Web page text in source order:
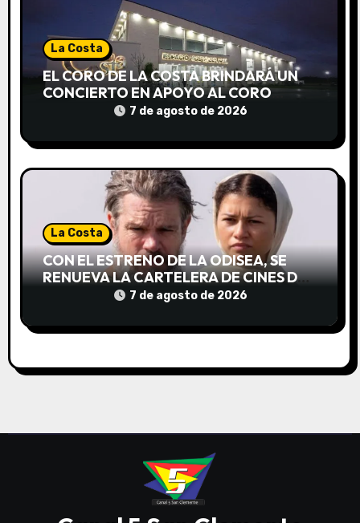
d
s
La Costa
EL CORO DE LA COSTA BRINDARÁ UN
CONCIERTO EN APOYO AL CORO
NACIONAL DE NIÑOS7 de agosto de 2026
La Costa
CON EL ESTRENO DE LA ODISEA, SE
RENUEVA LA CARTELERA DE CINES DE
7 de agosto de 2026